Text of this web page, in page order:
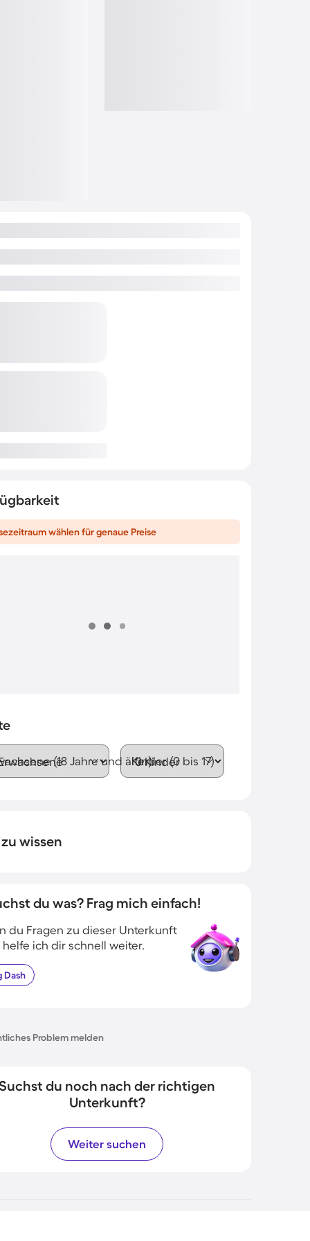
wählen für genaue Preise
(18 Jahre und älter)Kinder (0 bis 17)
wissen
du was? Frag mich einfach!
du Fragen zu dieser Unterkunft
helfe ich dir schnell weiter.
Dash
Problem melden
du noch nach der richtigen
Unterkunft?
Weiter suchen